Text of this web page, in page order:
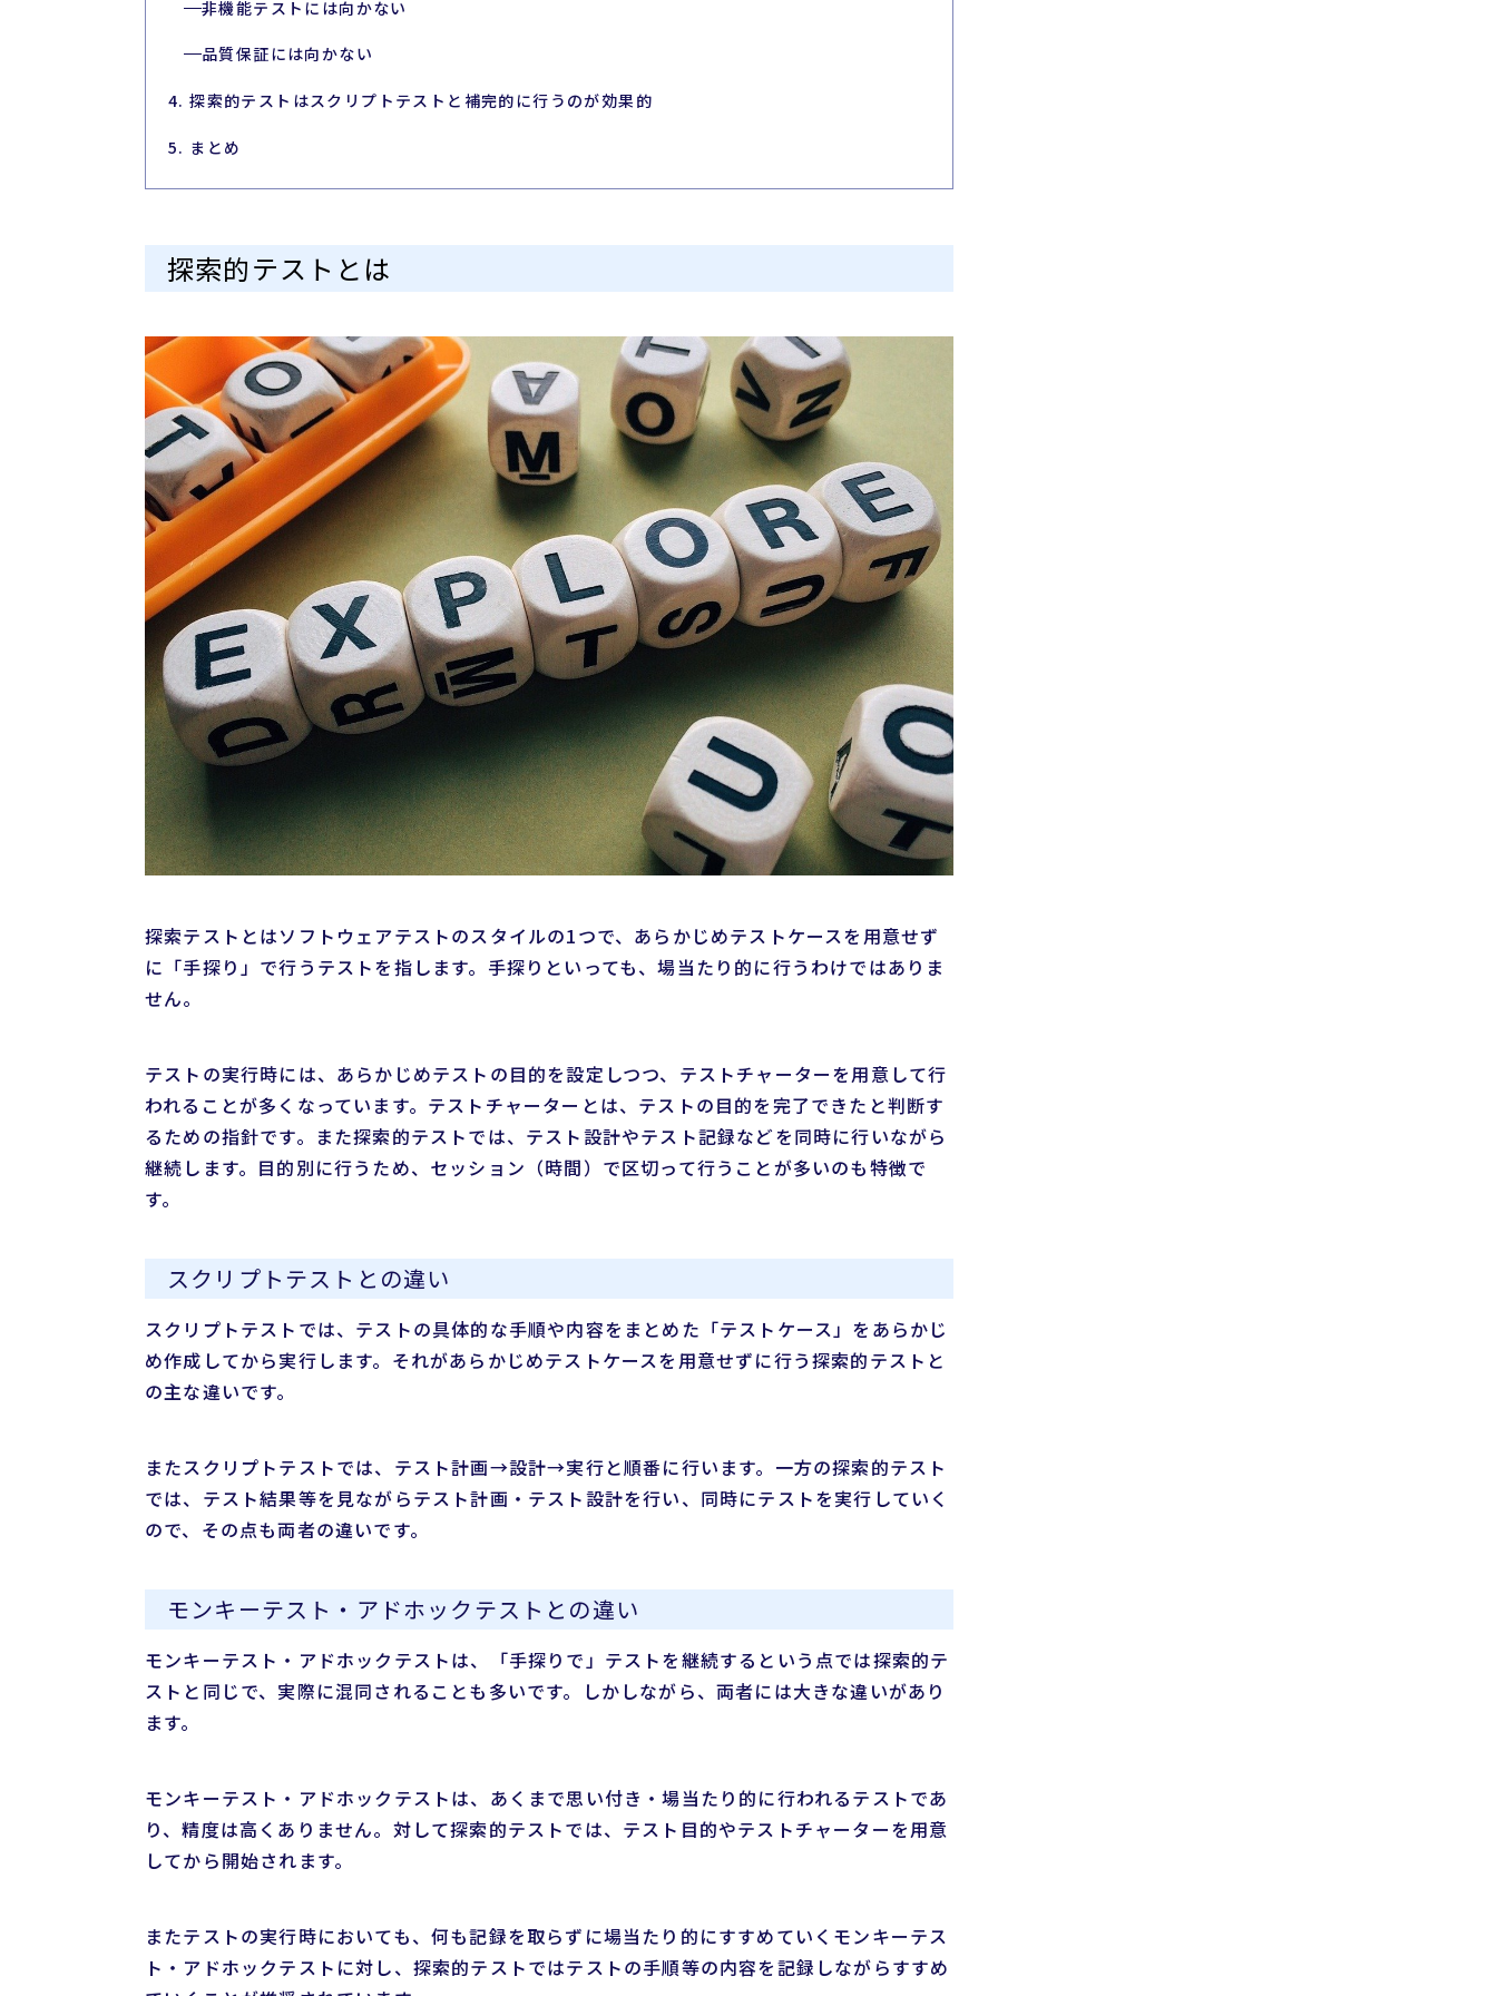
非機能テストには向かない
品質保証には向かない
4. 探索的テストはスクリプトテストと補完的に行うのが効果的
5. まとめ
探索的テストとは
探索テストとはソフトウェアテストのスタイルの1つで、あらかじめテストケースを用意せず
に「手探り」で行うテストを指します。手探りといっても、場当たり的に行うわけではありま
せん。
テストの実行時には、あらかじめテストの目的を設定しつつ、テストチャーターを用意して行
われることが多くなっています。テストチャーターとは、テストの目的を完了できたと判断す
るための指針です。また探索的テストでは、テスト設計やテスト記録などを同時に行いながら
継続します。目的別に行うため、セッション（時間）で区切って行うことが多いのも特徴で
す。
スクリプトテストとの違い
スクリプトテストでは、テストの具体的な手順や内容をまとめた「テストケース」をあらかじ
め作成してから実行します。それがあらかじめテストケースを用意せずに行う探索的テストと
の主な違いです。
またスクリプトテストでは、テスト計画→設計→実行と順番に行います。一方の探索的テスト
では、テスト結果等を見ながらテスト計画・テスト設計を行い、同時にテストを実行していく
ので、その点も両者の違いです。
モンキーテスト・アドホックテストとの違い
モンキーテスト・アドホックテストは、「手探りで」テストを継続するという点では探索的テ
ストと同じで、実際に混同されることも多いです。しかしながら、両者には大きな違いがあり
ます。
モンキーテスト・アドホックテストは、あくまで思い付き・場当たり的に行われるテストであ
り、精度は高くありません。対して探索的テストでは、テスト目的やテストチャーターを用意
してから開始されます。
またテストの実行時においても、何も記録を取らずに場当たり的にすすめていくモンキーテス
ト・アドホックテストに対し、探索的テストではテストの手順等の内容を記録しながらすすめ